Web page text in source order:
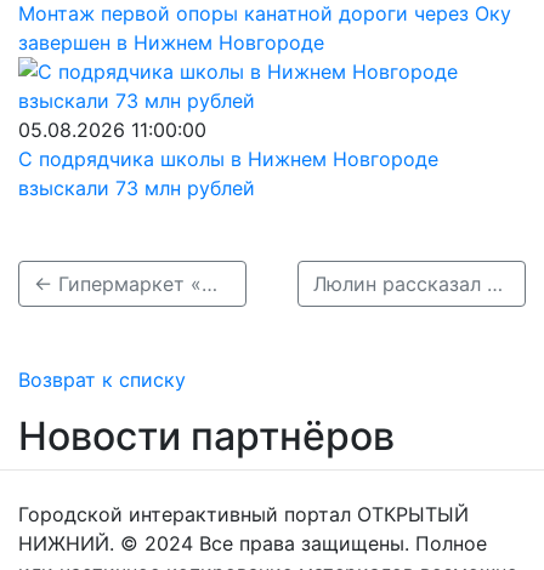
Монтаж первой опоры канатной дороги через Оку
завершен в Нижнем Новгороде
05.08.2026 11:00:00
С подрядчика школы в Нижнем Новгороде
взыскали 73 млн рублей
← Гипермаркет «О'кей» в ТЦ «Жар-Птица» закроется к сентябрю Люлин рассказал о планах сотрудничества Нижегородской и Гродненской областей →
Возврат к списку
Новости партнёров
Городской интерактивный портал ОТКРЫТЫЙ
НИЖНИЙ. © 2024 Все права защищены. Полное